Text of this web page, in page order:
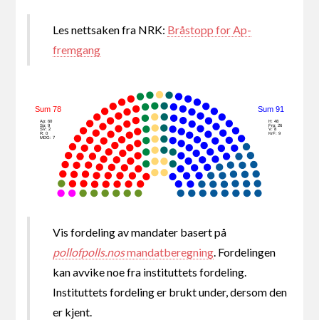
Les nettsaken fra NRK: Bråstopp for Ap-
fremgang
Sum 78
Ap: 60
Sp: 9
SV: 2
R: 0
MDG: 7
Sum 91
H: 48
Frp: 26
V: 8
KrF: 9
Vis fordeling av mandater basert på
pollofpolls.nosmandatberegning. Fordelingen
kan avvike noe fra instituttets fordeling.
Instituttets fordeling er brukt under, dersom den
er kjent.